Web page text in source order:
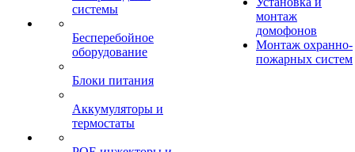
системы
Бесперебойное
оборудование
Блоки питания
Аккумуляторы и
термостаты
монтаж
домофонов
Монтаж охранно-
пожарных систем